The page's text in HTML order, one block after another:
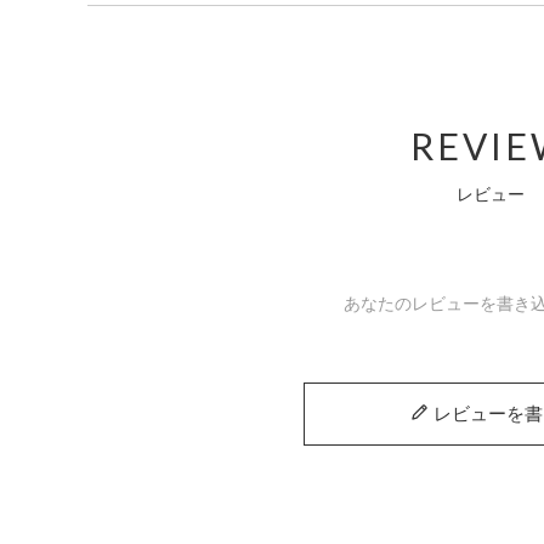
認められているクロコダイルの革を使っています。
・洗濯機は使用しないでください。クリーニング専門店を
・熱源や日光に長時間晒さないでください。
・ご使用のたびに、専用ポーチに入れてから箱に収納し
レビュー
あなたのレビューを書き
レビューを書